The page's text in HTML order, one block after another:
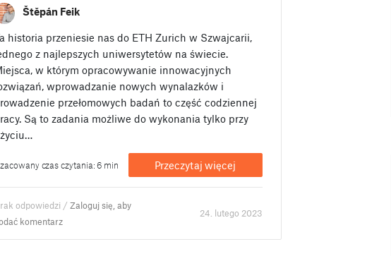
Štěpán Feik
historia przeniesie nas do ETH Zurich w Szwajcarii,
z najlepszych uniwersytetów na świecie.
w którym opracowywanie innowacyjnych
wprowadzanie nowych wynalazków i
przełomowych badań to część codziennej
Są to zadania możliwe do wykonania tylko przy
czas czytania: 6 min Przeczytaj więcej
odpowiedzi /Zaloguj się, aby
komentarz
24. lutego 2023